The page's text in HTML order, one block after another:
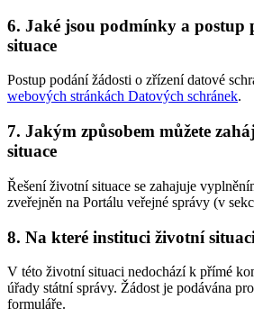
6. Jaké jsou podmínky a postup
situace
Postup podání žádosti o zřízení datové
webových stránkách Datových schránek.
7. Jakým způsobem můžete
situace
Řešení životní situace se zahajuje
zveřejněn na Portálu veřejné správy (v
8. Na které instituci životní
V této životní situaci nedochází k přímé
úřady státní správy. Žádost je podávána
formuláře.